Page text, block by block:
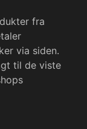
fra
via siden.
til de viste